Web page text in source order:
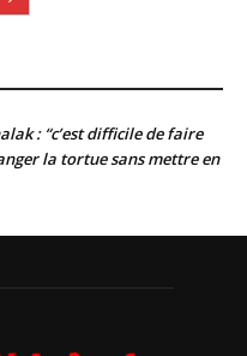
: “c’est difficile de faire
la tortue sans mettre en